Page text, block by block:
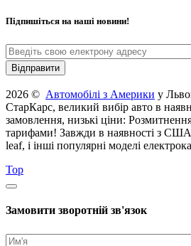
Підпишіться на наші новини!
2026 © Автомобілі з Америки у
СтарКарс, великий вибір авто в
замовлення, низькі ціни:
тарифами! Завжди в наявності з США
leaf, і інші популярні моделі
Top
Замовити зворотній зв'язок